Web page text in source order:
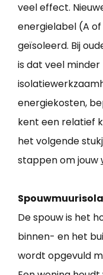
veel effect.
energielabel (A
geïsoleerd. Bij
is dat veel
energiekosten,
kent een relatief
het volgende
stappen om jouw
De spouw is het
binnen- en het
wordt opgevuld